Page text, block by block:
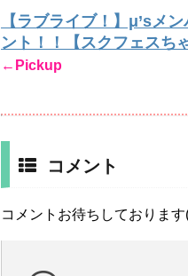
【ラブライブ！】μ’sメ
ント！！【スクフェスち
←Pickup
コメント
コメントお待ちしておりま